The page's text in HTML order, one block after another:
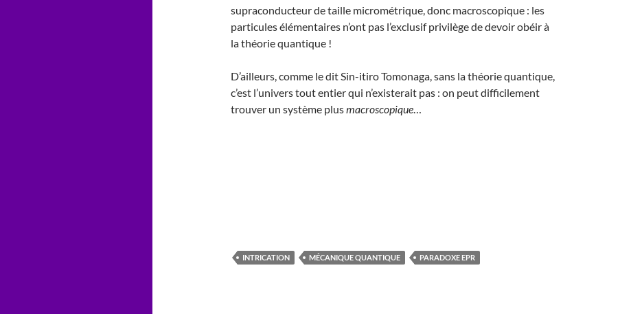
supraconducteur de taille micrométrique, donc macroscopique : les
particules élémentaires n’ont pas l’exclusif privilège de devoir obéir à
la théorie quantique !
D’ailleurs, comme le dit Sin-itiro Tomonaga, sans la théorie quantique,
c’est l’univers tout entier qui n’existerait pas : on peut difficilement
trouver un système plusmacroscopique…
INTRICATION MÉCANIQUE QUANTIQUE PARADOXE EPR